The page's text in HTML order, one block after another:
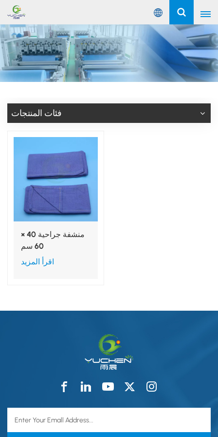
عربي
English
Русский
Español
فئات المنتجات
منشفة جراحية 40 ×
60 سم
اقرأ المزيد